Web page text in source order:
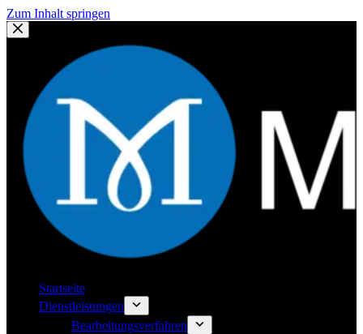
Zum Inhalt springen
Startseite
Dienstleistungen
Bearbeitungsverfahren